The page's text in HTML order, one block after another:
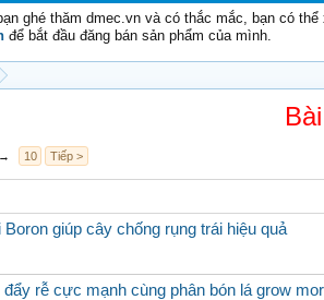
ghé thăm dmec.vn và có thắc mắc, bạn có
để bắt đầu đăng bán sản phẩm của mình.
→ 10 Tiếp >
Boron giúp cây chống rụng trái hiệu quả
đẩy rễ cực mạnh cùng phân bón lá grow